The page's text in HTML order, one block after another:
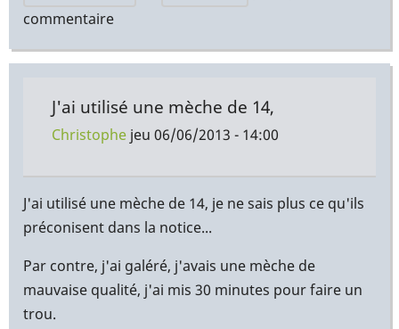
commentaire
J'ai utilisé une mèche de 14,
Christophe jeu 06/06/2013 - 14:00
réponse
à
beaucoup
pour
l'info
J'ai utilisé une mèche de 14, je ne sais plus ce qu'ils
préconisent dans la notice...
Par contre, j'ai galéré, j'avais une mèche de
mauvaise qualité, j'ai mis 30 minutes pour faire un
trou.